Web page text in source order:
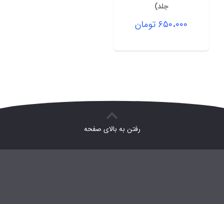
جلد)
۶۵۰،۰۰۰ تومان
رفتن به بالای صفحه